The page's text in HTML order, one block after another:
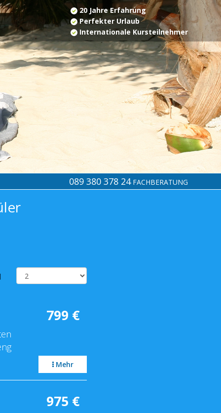
20 Jahre Erfahrung
Perfekter Urlaub
Internationale Kursteilnehmer
089 380 378 24 FACHBERATUNG
799 €
Mehr
975 €